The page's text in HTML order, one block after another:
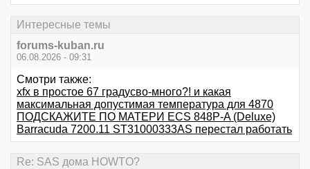
Интересные темы
forums-kuban.ru
06.08.2026 - 09:31
Смотри также:
xfx в простое 67 градусво-много?! и какая
максимальная допустимая температура для 4870
ПОДСКАЖИТЕ ПО МАТЕРИ ECS 848P-A (Deluxe)
Barracuda 7200.11 ST31000333AS перестал работать
Re: SAS дома HOWTO?